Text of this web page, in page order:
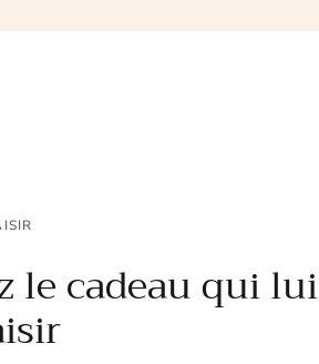
le cadeau qui lui